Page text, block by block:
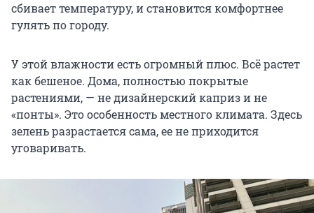
сбивает температуру, и становится комфортнее
гулять по городу.
У этой влажности есть огромный плюс. Всё растет
как бешеное. Дома, полностью покрытые
растениями, — не дизайнерский каприз и не
«понты». Это особенность местного климата. Здесь
зелень разрастается сама, ее не приходится
уговаривать.